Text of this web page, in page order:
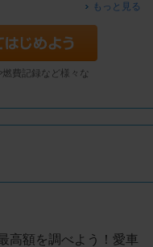
もっと見る
費記録など様々な
高額を調べよう！愛車